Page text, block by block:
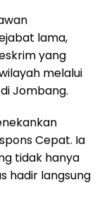
lama,
yang
melalui
Jombang.
Cepat. Ia
tidak hanya
hadir langsung